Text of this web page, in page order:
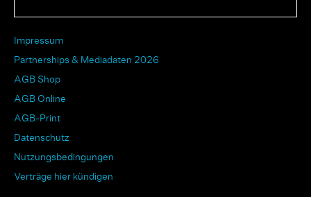
Impressum
Partnerships & Mediadaten 2026
AGB Shop
AGB Online
AGB-Print
Datenschutz
Nutzungsbedingungen
Verträge hier kündigen